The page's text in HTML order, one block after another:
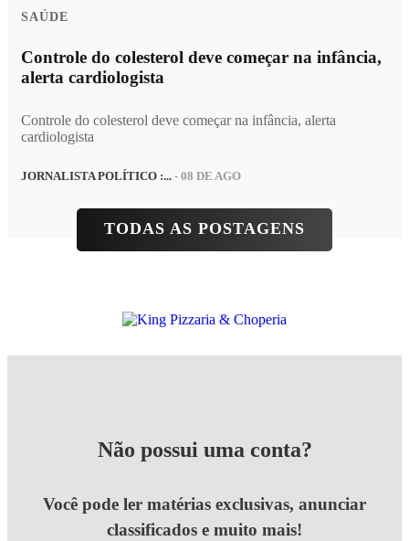
SAÚDE
Controle do colesterol deve começar na infância,
alerta cardiologista
Controle do colesterol deve começar na infância, alerta
cardiologista
JORNALISTA POLÍTICO :... - 08 DE AGO
TODAS AS POSTAGENS
Não possui uma conta?
Você pode ler matérias exclusivas, anunciar
classificados e muito mais!